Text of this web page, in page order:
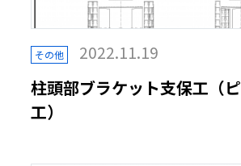
その他 2022.11.19
柱頭部ブラケット支保工（
工）